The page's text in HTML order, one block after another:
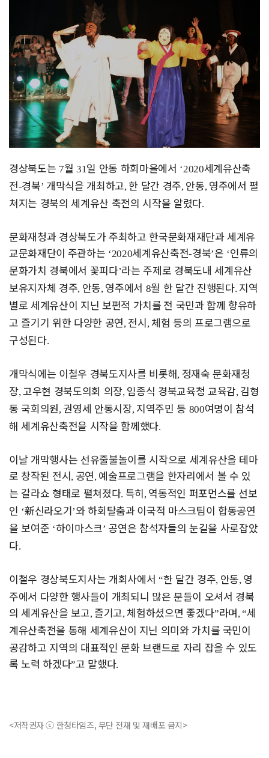
경상북도는 7월 31일 안동 하회마을에서 ‘2020세계유산축
전-경북’ 개막식을 개최하고,한 달간 경주, 안동, 영주에서 펼
쳐지는 경북의 세계유산 축전의 시작을 알렸다.
문화재청과 경상북도가 주최하고 한국문화재재단과 세계유
교문화재단이 주관하는 ‘2020세계유산축전-경북’은 ‘인류의
문화가치 경북에서 꽃피다’라는 주제로 경북도내 세계유산
보유지자체 경주, 안동, 영주에서 8월 한 달간 진행된다. 지역
별로 세계유산이 지닌 보편적 가치를 전 국민과 함께 향유하
고 즐기기 위한 다양한 공연, 전시, 체험 등의 프로그램으로
구성된다.
개막식에는 이철우 경북도지사를 비롯해, 정재숙 문화재청
장,고우현 경북도의회 의장, 임종식 경북교육청 교육감, 김형
동 국회의원, 권영세 안동시장, 지역주민 등 800여명이 참석
해 세계유산축전을 시작을 함께했다.
이날 개막행사는 선유줄불놀이를 시작으로 세계유산을 테마
로 창작된 전시, 공연, 예술프로그램을 한자리에서 볼 수 있
는 갈라쇼 형태로 펼쳐졌다. 특히, 역동적인 퍼포먼스를 선보
인 ‘新신라오기’와 하회탈춤과이국적 마스크팀이 합동공연
을 보여준 ‘하이마스크’ 공연은 참석자들의 눈길을 사로잡았
다.
이철우 경상북도지사는 개회사에서 “한 달간 경주, 안동, 영
주에서 다양한 행사들이 개최되니 많은 분들이 오셔서 경북
의 세계유산을 보고, 즐기고, 체험하셨으면 좋겠다”라며, “세
계유산축전을 통해 세계유산이 지닌 의미와 가치를 국민이
공감하고 지역의 대표적인 문화 브랜드로 자리 잡을 수 있도
록 노력 하겠다”고 말했다.
<저작권자 ⓒ 한청타임즈, 무단 전재 및 재배포 금지>